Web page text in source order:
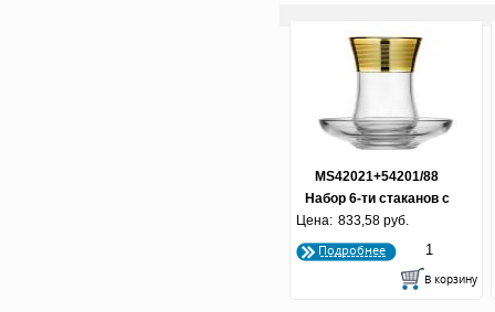
MS42021+54201/88
Набор 6-ти стаканов с
блюдцами 120 мл
"ЛОФТ" 1/5
Цена: 833,58 руб.
Подробнее